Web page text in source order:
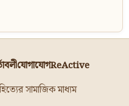
যোগাযোগReActive
সামাজিক মাধ্যম